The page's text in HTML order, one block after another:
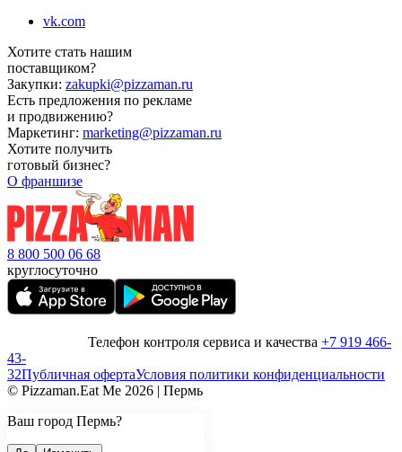
vk.com
Хотите стать нашим
поставщиком?
Закупки: zakupki@pizzaman.ru
Есть предложения по рекламе
и продвижению?
Маркетинг: marketing@pizzaman.ru
Хотите получить
готовый бизнес?
О франшизе
8 800 500 06 68
круглосуточно
Телефон контроля сервиса и качества +7 919 466-
43-
32Публичная офертаУсловия политики конфиденциальности
© Pizzaman.Eat Me 2026 | Пермь
Ваш город Пермь?